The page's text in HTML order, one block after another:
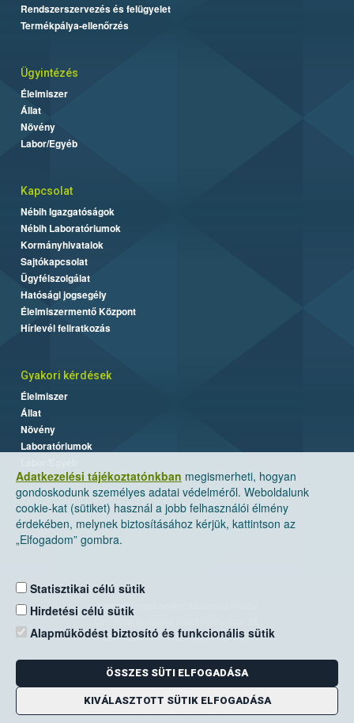
Adatkezelési tájékoztatónkban megismerheti, hogyan
gondoskodunk személyes adatai védelméről. Weboldalunk
cookie-kat (sütiket) használ a jobb felhasználói élmény
érdekében, melynek biztosításához kérjük, kattintson az
„Elfogadom” gombra.
Statisztikai célú sütik
Hirdetési célú sütik
Alapműködést biztosító és funkcionális sütik
ÖSSZES SÜTI ELFOGADÁSA
KIVÁLASZTOTT SÜTIK ELFOGADÁSA
Rendszerszervezés és felügyelet
Termékpálya-ellenőrzés
Ügyintézés
Élelmiszer
Állat
Növény
Labor/Egyéb
Kapcsolat
Nébih Igazgatóságok
Nébih Laboratóriumok
Kormányhivatalok
Sajtókapcsolat
Ügyfélszolgálat
Hatósági jogsegély
Élelmiszermentő Központ
Hírlevél feliratkozás
Gyakori kérdések
Élelmiszer
Állat
Növény
Laboratóriumok
Nemzeti Élelmiszerlánc-biztonsági Hivatal
Levelezési cím: 1525 Budapest. Pf. 30.
E-mail:ugyfelszolgalat@nebih.gov.hu
Zöld szám: 06-80/263-244
Telefon: 06-1/ 336-9000